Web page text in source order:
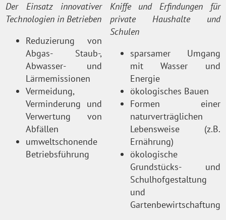
Der Einsatz innovativer
Technologien in Betrieben
Reduzierung von
Abgas- Staub-,
Abwasser- und
Lärmemissionen
Vermeidung,
Verminderung und
Verwertung von
Abfällen
umweltschonende
Betriebsführung
Kniffe und Erfindungen für
private Haushalte und
Schulen
sparsamer Umgang
mit Wasser und
Energie
ökologisches Bauen
Formen einer
naturverträglichen
Lebensweise (z.B.
Ernährung)
ökologische
Grundstücks- und
Schulhofgestaltung
und
Gartenbewirtschaftung